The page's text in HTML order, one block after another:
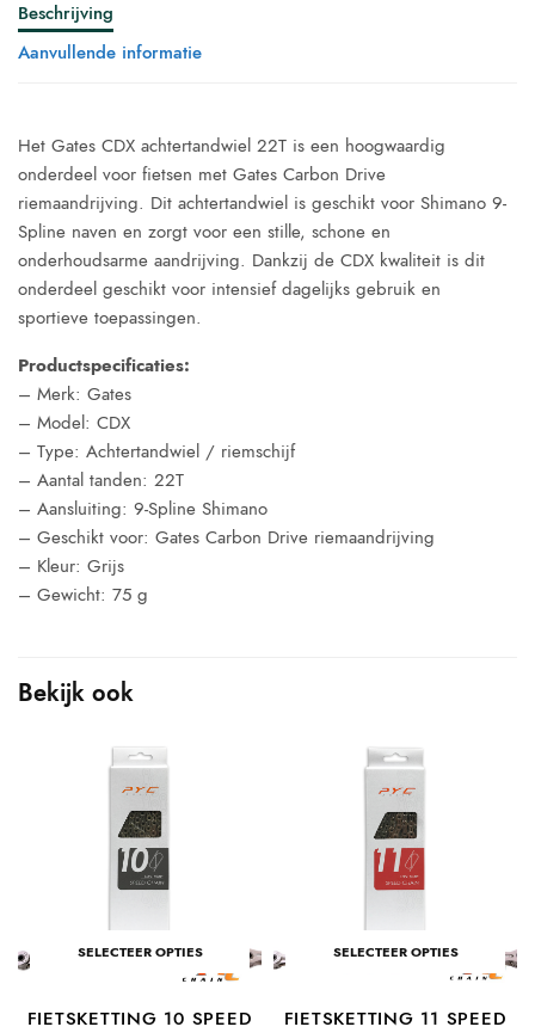
Beschrijving
Aanvullende informatie
Het Gates CDX achtertandwiel 22T is een hoogwaardig
onderdeel voor fietsen met Gates Carbon Drive
riemaandrijving. Dit achtertandwiel is geschikt voor Shimano 9-
Spline naven en zorgt voor een stille, schone en
onderhoudsarme aandrijving. Dankzij de CDX kwaliteit is dit
onderdeel geschikt voor intensief dagelijks gebruik en
sportieve toepassingen.
Productspecificaties:
– Merk: Gates
– Model: CDX
– Type: Achtertandwiel / riemschijf
– Aantal tanden: 22T
– Aansluiting: 9-Spline Shimano
– Geschikt voor: Gates Carbon Drive riemaandrijving
– Kleur: Grijs
– Gewicht: 75 g
Bekijk ook
SELECTEER OPTIES
FIETSKETTING 10 SPEED
SELECTEER OPTIES
FIETSKETTING 11 SPEED